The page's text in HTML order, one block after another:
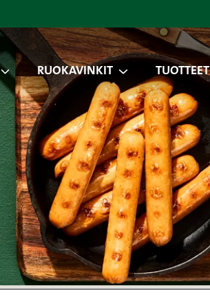
RUOKAVINKIT TUOTTEET